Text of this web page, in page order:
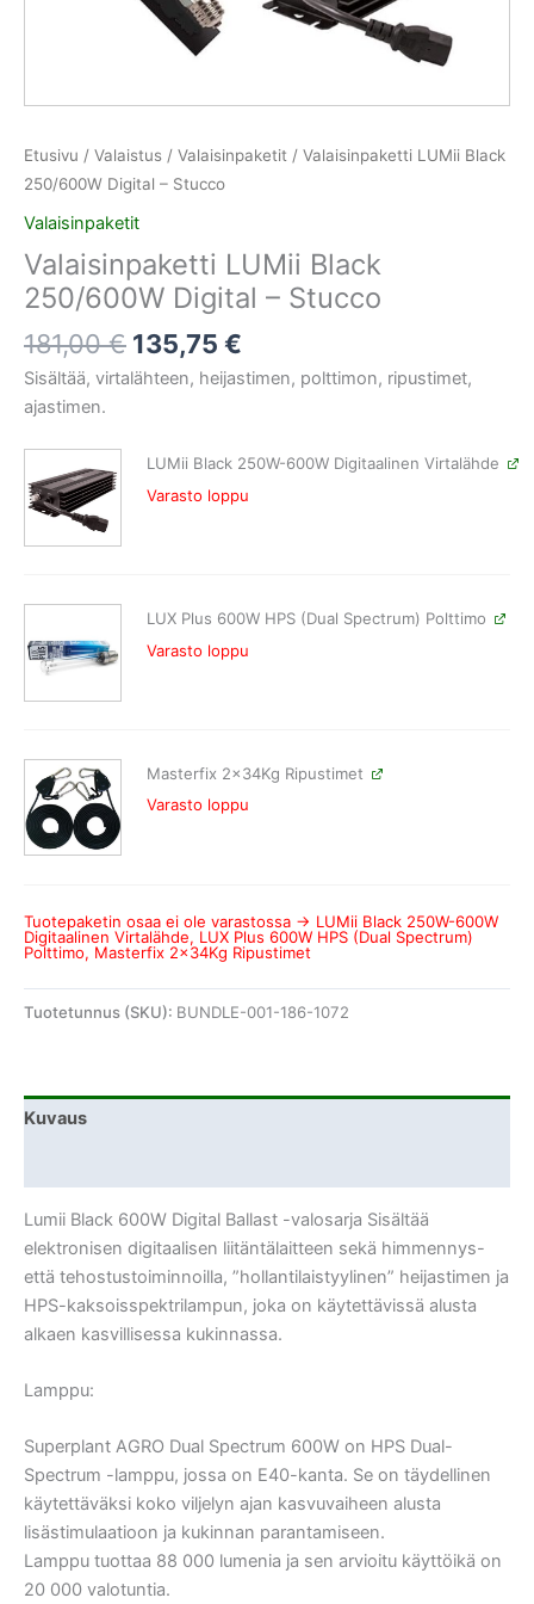
Etusivu / Valaistus / Valaisinpaketit / Valaisinpaketti LUMii Black
250/600W Digital – Stucco
Valaisinpaketit
Valaisinpaketti LUMii Black
250/600W Digital – Stucco
181,00€ 135,75 €
Sisältää, virtalähteen, heijastimen, polttimon, ripustimet,
ajastimen.
LUMii Black 250W-600W Digitaalinen Virtalähde
Varasto loppu
LUX Plus 600W HPS (Dual Spectrum) Polttimo
Varasto loppu
Masterfix 2x34Kg Ripustimet
Varasto loppu
Tuotepaketin osaa ei ole varastossa → LUMii Black 250W-600W
Digitaalinen Virtalähde, LUX Plus 600W HPS (Dual Spectrum)
Polttimo, Masterfix 2x34Kg Ripustimet
Tuotetunnus (SKU): BUNDLE-001-186-1072
Kuvaus
Lumii Black 600W Digital Ballast -valosarja Sisältää
elektronisen digitaalisen liitäntälaitteen sekä himmennys-
että tehostustoiminnoilla, ”hollantilaistyylinen” heijastimen ja
HPS-kaksoisspektrilampun, joka on käytettävissä alusta
alkaen kasvillisessa kukinnassa.
Lamppu:
Superplant AGRO Dual Spectrum 600W on HPS Dual-
Spectrum -lamppu, jossa on E40-kanta. Se on täydellinen
käytettäväksi koko viljelyn ajan kasvuvaiheen alusta
lisästimulaatioon ja kukinnan parantamiseen.
Lamppu tuottaa 88 000 lumenia ja sen arvioitu käyttöikä on
20 000 valotuntia.